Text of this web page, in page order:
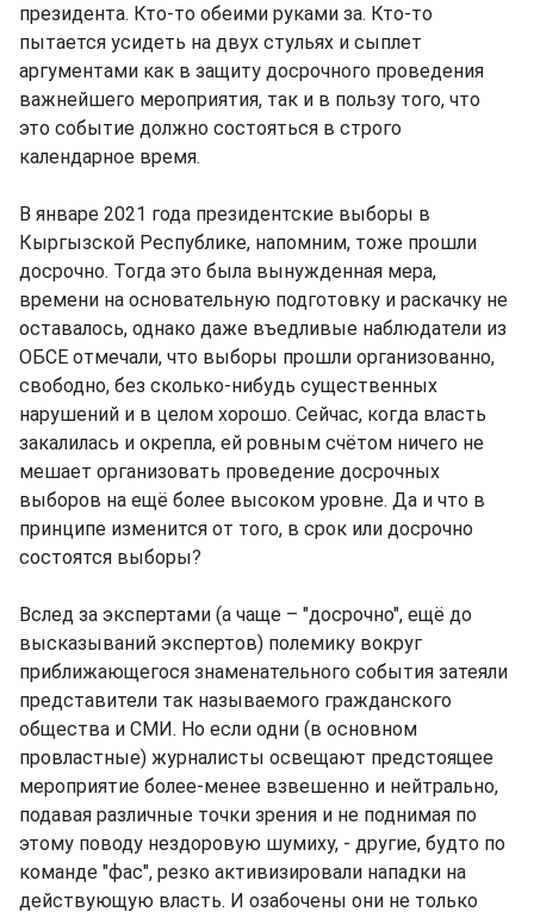
президента. Кто-то обеими руками за. Кто-то
пытается усидеть на двух стульях и сыплет
аргументами как в защиту досрочного проведения
важнейшего мероприятия, так и в пользу того, что
это событие должно состояться в строго
календарное время.
В январе 2021 года президентские выборы в
Кыргызской Республике, напомним, тоже прошли
досрочно. Тогда это была вынужденная мера,
времени на основательную подготовку и раскачку не
оставалось, однако даже въедливые наблюдатели из
ОБСЕ отмечали, что выборы прошли организованно,
свободно, без сколько-нибудь существенных
нарушений и в целом хорошо. Сейчас, когда власть
закалилась и окрепла, ей ровным счётом ничего не
мешает организовать проведение досрочных
выборов на ещё более высоком уровне. Да и что в
принципе изменится от того, в срок или досрочно
состоятся выборы?
Вслед за экспертами (а чаще – "досрочно", ещё до
высказываний экспертов) полемику вокруг
приближающегося знаменательного события затеяли
представители так называемого гражданского
общества и СМИ. Но если одни (в основном
провластные) журналисты освещают предстоящее
мероприятие более-менее взвешенно и нейтрально,
подавая различные точки зрения и не поднимая по
этому поводу нездоровую шумиху, - другие, будто по
команде "фас", резко активизировали нападки на
действующую власть. И озабочены они не только